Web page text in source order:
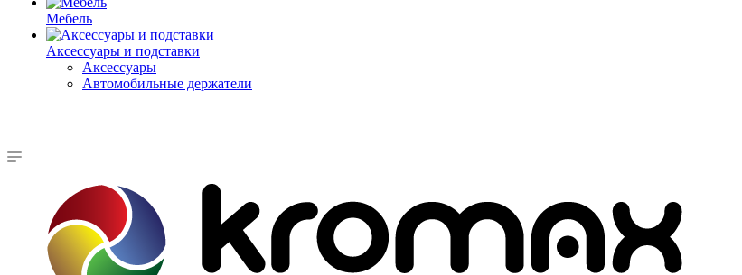
Мебель
Аксессуары и подставки
Аксессуары
Автомобильные держатели